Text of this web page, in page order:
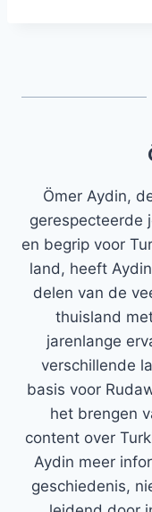
Ömer Aydin,
gerespecteerde
en begrip voor
land, heeft
delen van de
thuisland
jarenlange
verschillende
basis voor
het brengen
content over
Aydin meer
geschiedenis,